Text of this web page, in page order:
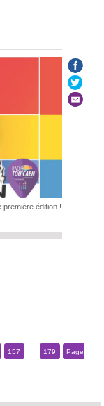
première édition !
157 179
Page